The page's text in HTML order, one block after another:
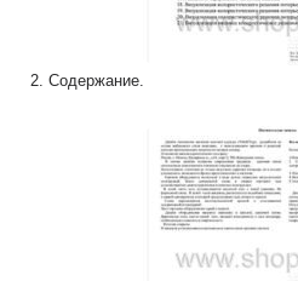
2. Содержание.